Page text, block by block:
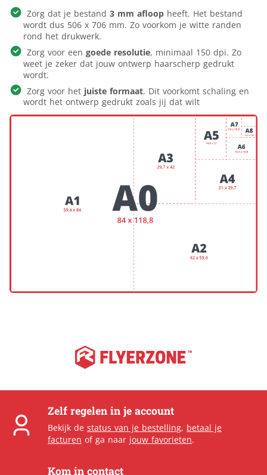
Zorg dat je bestand 3 mm afloopheeft. Het bestand
wordt dus 506 x 706 mm. Zo voorkom je witte randen
rond het drukwerk.
Zorg voor een goede resolutie, minimaal 150 dpi. Zo
weet je zeker dat jouw ontwerp haarscherp gedrukt
wordt.
Zorg voor het juiste formaat. Dit voorkomt schaling en
wordt het ontwerp gedrukt zoals jij dat wilt
Zelf regelen in je account
Bekijk de status van je bestelling, betaal je
facturen of ga naar jouw favorieten.
Kom in contact